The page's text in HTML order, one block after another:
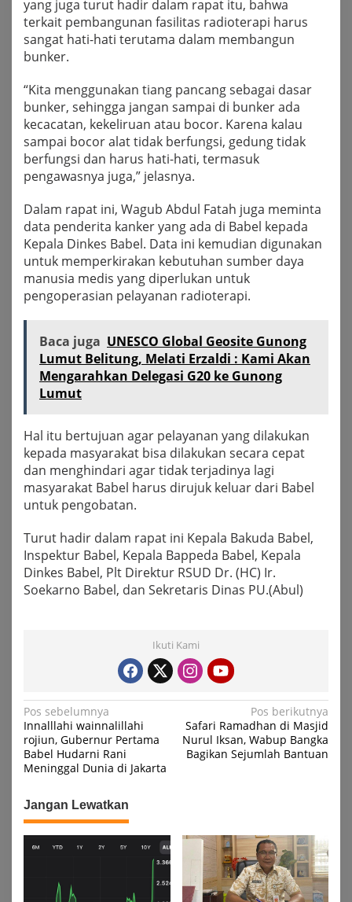
yang juga turut hadir dalam rapat itu, bahwa
terkait pembangunan fasilitas radioterapi harus
sangat hati-hati terutama dalam membangun
bunker.
“Kita menggunakan tiang pancang sebagai dasar
bunker, sehingga jangan sampai di bunker ada
kecacatan, kekeliruan atau bocor. Karena kalau
sampai bocor alat tidak berfungsi, gedung tidak
berfungsi dan harus hati-hati, termasuk
pengawasnya juga,” jelasnya.
Dalam rapat ini, Wagub Abdul Fatah juga meminta
data penderita kanker yang ada di Babel kepada
Kepala Dinkes Babel. Data ini kemudian digunakan
untuk memperkirakan kebutuhan sumber daya
manusia medis yang diperlukan untuk
pengoperasian pelayanan radioterapi.
Baca juga UNESCO Global Geosite Gunong
Lumut Belitung, Melati Erzaldi : Kami Akan
Mengarahkan Delegasi G20 ke Gunong
Lumut
Hal itu bertujuan agar pelayanan yang dilakukan
kepada masyarakat bisa dilakukan secara cepat
dan menghindari agar tidak terjadinya lagi
masyarakat Babel harus dirujuk keluar dari Babel
untuk pengobatan.
Turut hadir dalam rapat ini Kepala Bakuda Babel,
Inspektur Babel, Kepala Bappeda Babel, Kepala
Dinkes Babel, Plt Direktur RSUD Dr. (HC) Ir.
Soekarno Babel, dan Sekretaris Dinas PU.(Abul)
Ikuti Kami
Navigasi
pos
Pos sebelumnya
Innalllahi wainnalillahi
rojiun, Gubernur Pertama
Babel Hudarni Rani
Meninggal Dunia di Jakarta
Pos berikutnya
Safari Ramadhan di Masjid
Nurul Iksan, Wabup Bangka
Bagikan Sejumlah Bantuan
Jangan Lewatkan